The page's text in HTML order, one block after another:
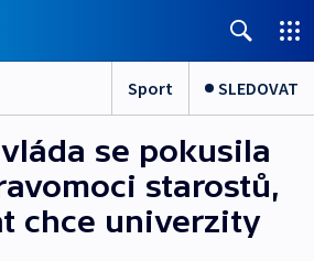
Sport SLEDOVAT
se pokusila
starostů,
chce univerzity